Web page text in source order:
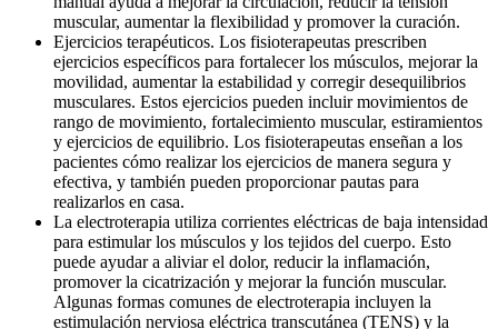
muscular, aumentar la flexibilidad y promover la curación.
Ejercicios terapéuticos. Los fisioterapeutas prescriben
ejercicios específicos para fortalecer los músculos, mejorar la
movilidad, aumentar la estabilidad y corregir desequilibrios
musculares. Estos ejercicios pueden incluir movimientos de
rango de movimiento, fortalecimiento muscular, estiramientos
y ejercicios de equilibrio. Los fisioterapeutas enseñan a los
pacientes cómo realizar los ejercicios de manera segura y
efectiva, y también pueden proporcionar pautas para
realizarlos en casa.
La electroterapia utiliza corrientes eléctricas de baja intensidad
para estimular los músculos y los tejidos del cuerpo. Esto
puede ayudar a aliviar el dolor, reducir la inflamación,
promover la cicatrización y mejorar la función muscular.
Algunas formas comunes de electroterapia incluyen la
estimulación nerviosa eléctrica transcutánea (TENS) y la